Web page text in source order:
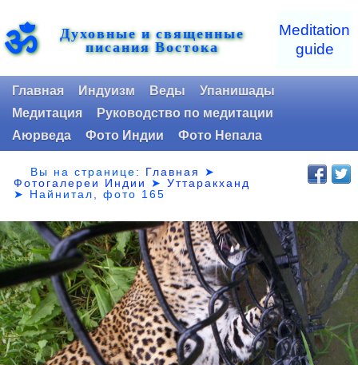
ॐ Духовные и священные
писания Востока
Meditation
guide
Главная Индуизм Веды
Упанишады
Медитация
Руководство по медитации
Аюрведа
Фото Индии Фото Непала
Вы на странице: Главная
➤
Фотогалереи Индии
➤Уттаракханд
➤ Найнитал, фото 165